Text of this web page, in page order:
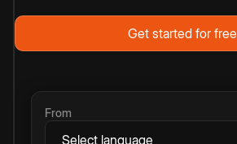
Get started for free
From